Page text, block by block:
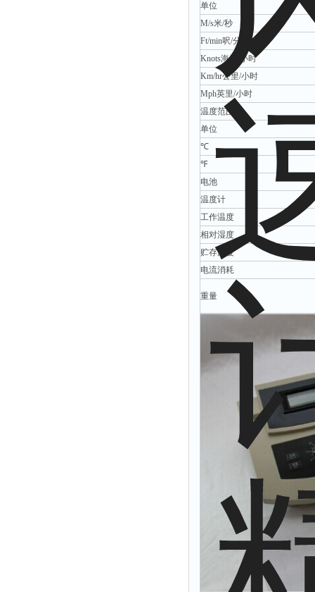
单位
M/s米/秒
Ft/min呎/分
Knots海里/小时
Km/hr公里/小时
Mph英里/小时
温度范围
单位
℃
℉
电池
温度计
工作温度
相对湿度
贮存温度
电流消耗
重量